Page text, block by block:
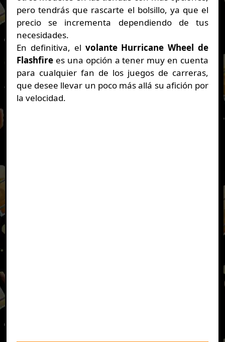
pero tendrás que rascarte el bolsillo, ya que el
precio se incrementa dependiendo de tus
necesidades.
En definitiva, el volante Hurricane Wheel de
Flashfirees una opción a tener muy en cuenta
para cualquier fan de los juegos de carreras,
que desee llevar un poco más allá su afición por
la velocidad.